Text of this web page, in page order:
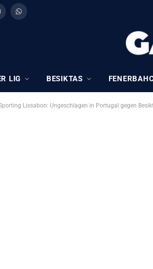
WhatsApp
LIG BESIKTAS
Lissabon: Ungeschlagen in Portugal gegen